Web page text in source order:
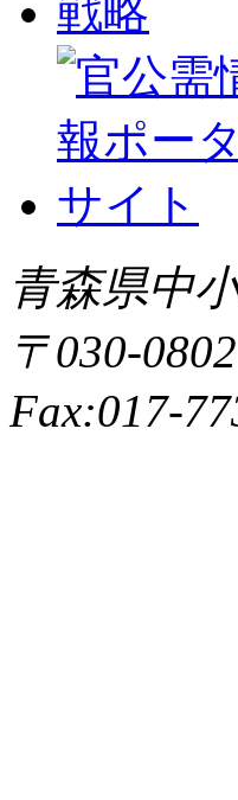
青森県中
〒030-
Fax:017-